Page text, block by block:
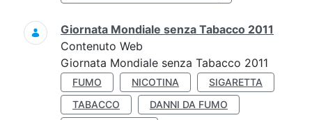
Giornata Mondiale senza Tabacco 2011
Contenuto Web
Giornata Mondiale senza Tabacco 2011
FUMO NICOTINA
SIGARETTA
TABACCO
DANNI DA FUMO